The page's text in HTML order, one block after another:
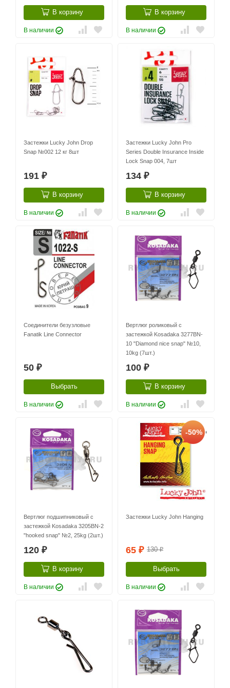
В корзину
В наличии
В корзину
В наличии
Застежки Lucky John Drop
Snap №002 12 кг 8шт
191 ₽
В корзину
В наличии
Застежки Lucky John Pro
Series Double Insurance Inside
Lock Snap 004, 7шт
134 ₽
В корзину
В наличии
Соединители безузловые
Fanatik Line Connector
50 ₽
Выбрать
В наличии
Вертлюг роликовый с
застежкой Kosadaka 3277BN-
10 "Diamond nice snap" №10,
10kg (7шт.)
100 ₽
В корзину
В наличии
Вертлюг подшипниковый с
застежкой Kosadaka 3205BN-2
"hooked snap" №2, 25kg (2шт.)
120 ₽
В корзину
В наличии
-50%
Застежки Lucky John Hanging
65 ₽ 130₽
Выбрать
В наличии